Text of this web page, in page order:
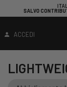
SALVO
ACCEDI